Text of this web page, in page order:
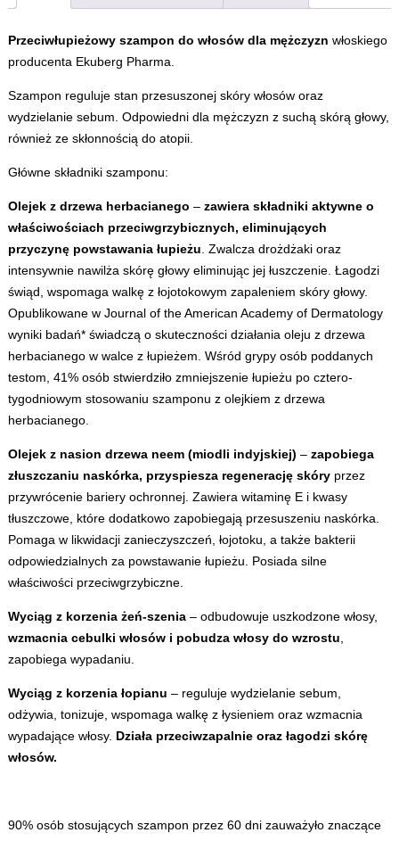
Przeciwłupieżowy szampon do włosów dla mężczyzn włoskiego
producenta Ekuberg Pharma.
Szampon reguluje stan przesuszonej skóry włosów oraz
wydzielanie sebum. Odpowiedni dla mężczyzn z suchą skórą głowy,
również ze skłonnością do atopii.
Główne składniki szamponu:
Olejek z drzewa herbacianego – zawiera składniki aktywne o
właściwościach przeciwgrzybicznych, eliminujących
przyczynę powstawania łupieżu . Zwalcza drożdżaki oraz
intensywnie nawilża skórę głowy eliminując jej łuszczenie. Łagodzi
świąd, wspomaga walkę z łojotokowym zapaleniem skóry głowy.
Opublikowane w Journal of the American Academy of Dermatology
wyniki badań* świadczą o skuteczności działania oleju z drzewa
herbacianego w walce z łupieżem. Wśród grypy osób poddanych
testom, 41% osób stwierdziło zmniejszenie łupieżu po cztero-
tygodniowym stosowaniu szamponu z olejkiem z drzewa
herbacianego.
Olejek z nasion drzewa neem (miodli indyjskiej) – zapobiega
złuszczaniu naskórka, przyspiesza regenerację skóryprzez
przywrócenie bariery ochronnej. Zawiera witaminę E i kwasy
tłuszczowe, które dodatkowo zapobiegają przesuszeniu naskórka.
Pomaga w likwidacji zanieczyszczeń, łojotoku, a także bakterii
odpowiedzialnych za powstawanie łupieżu. Posiada silne
właściwości przeciwgrzybiczne.
Wyciąg z korzenia żeń-szenia– odbudowuje uszkodzone włosy,
wzmacnia cebulki włosów i pobudza włosy do wzrostu
zapobiega wypadaniu.
Wyciąg z korzenia łopianu – reguluje wydzielanie sebum,
odżywia, tonizuje, wspomaga walkę z łysieniem oraz wzmacnia
wypadające włosy. Działa przeciwzapalnie oraz łagodzi skórę
włosów.
90% osób stosujących szampon przez 60 dni zauważyło znaczące